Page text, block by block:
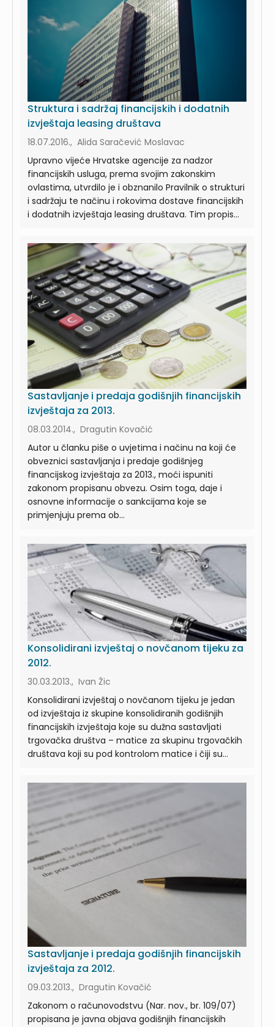
Struktura i sadržaj financijskih i dodatnih
izvještaja leasing društava
18.07.2016., Alida Saračević Moslavac
Upravno vijeće Hrvatske agencije za nadzor
financijskih usluga, prema svojim zakonskim
ovlastima, utvrdilo je i obznanilo Pravilnik o strukturi
i sadržaju te načinu i rokovima dostave financijskih
i dodatnih izvještaja leasing društava. Tim propis...
Sastavljanje i predaja godišnjih financijskih
izvještaja za 2013.
08.03.2014., Dragutin Kovačić
Autor u članku piše o uvjetima i načinu na koji će
obveznici sastavljanja i predaje godišnjeg
financijskog izvještaja za 2013., moći ispuniti
zakonom propisanu obvezu. Osim toga, daje i
osnovne informacije o sankcijama koje se
primjenjuju prema ob...
Konsolidirani izvještaj o novčanom tijeku za
2012.
30.03.2013., Ivan Žic
Konsolidirani izvještaj o novčanom tijeku je jedan
od izvještaja iz skupine konsolidiranih godišnjih
financijskih izvještaja koje su dužna sastavljati
trgovačka društva – matice za skupinu trgovačkih
društava koji su pod kontrolom matice i čiji su...
Sastavljanje i predaja godišnjih financijskih
izvještaja za 2012.
09.03.2013., Dragutin Kovačić
Zakonom o računovodstvu (Nar. nov., br. 109/07)
propisana je javna objava godišnjih financijskih